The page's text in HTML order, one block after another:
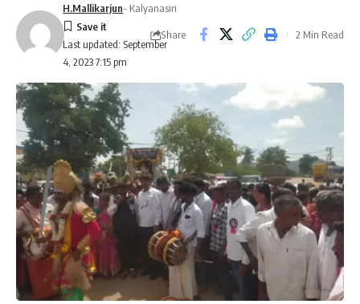
Last updated: September
4, 2023 7:15 pm
H.Mallikarjun- Kalyanasiri
Share 2 Min Read